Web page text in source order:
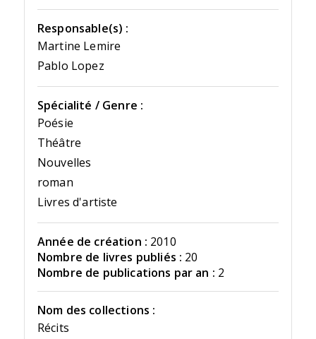
Responsable(s) :
Martine Lemire
Pablo Lopez
Spécialité / Genre :
Poésie
Théâtre
Nouvelles
roman
Livres d'artiste
Année de création : 2010
Nombre de livres publiés : 20
Nombre de publications par an : 2
Nom des collections :
Récits